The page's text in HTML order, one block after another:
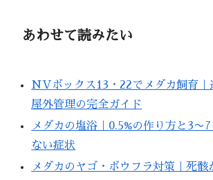
あわせて読みたい
NVボックス13・22でメダカ飼育｜
屋外管理の完全ガイド
メダカの塩浴｜0.5%の作り方と3〜
ない症状
メダカのヤゴ・ボウフラ対策｜死骸